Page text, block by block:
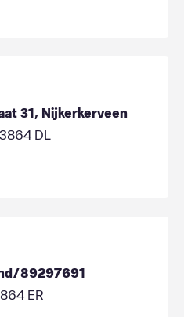
31, Nijkerkerveen
DL
89297691
ER